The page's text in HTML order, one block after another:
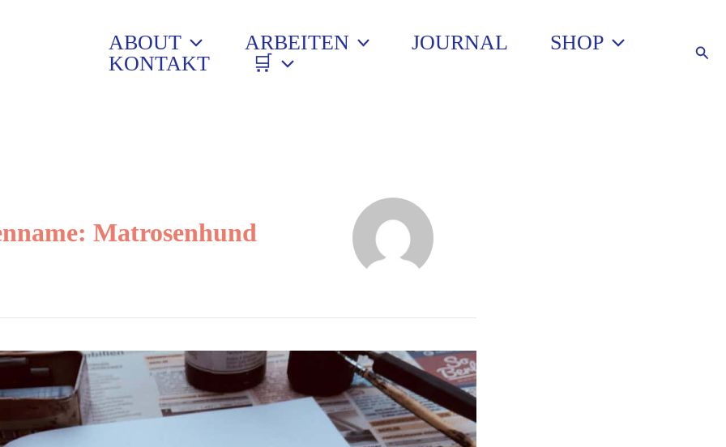
ABOUT ARBEITEN JOURNAL
SHOP
KONTAKT
🛒
Matrosenhund